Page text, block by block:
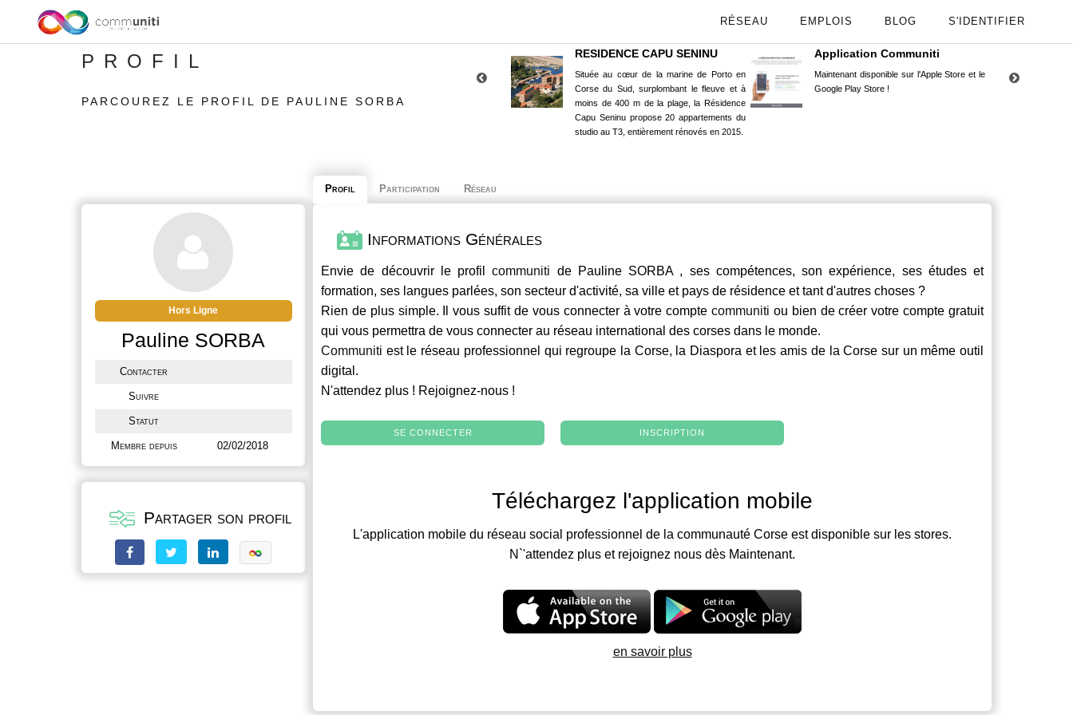
RÉSEAU EMPLOIS BLOG S'IDENTIFIER
PROFIL
PARCOUREZ LE PROFIL DE PAULINE SORBA
RESIDENCE CAPU SENINU
Située au cœur de la marine de Porto en
Corse du Sud, surplombant le fleuve et à
moins de 400 m de la plage, la Résidence
Capu Seninu propose 20 appartements du
studio au T3, entièrement rénovés en 2015.
Application Communiti
Maintenant disponible sur l'Apple Store et le
Google Play Store !
Hors Ligne
Pauline SORBA
Contacter
Suivre
Statut
Membre depuis 02/02/2018
Partager son profil
Profil Participation Réseau
Informations Générales
Envie de découvrir le profilcommuniti de Pauline SORBA , ses compétences, son expérience, ses études et
formation, ses langues parlées, son secteur d'activité, sa ville et pays de résidence et tant d'autres choses ?
Rien de plus simple. Il vous suffit de vous connecter à votre comptecommuniti ou bien de créer votre compte gratuit
qui vous permettra de vous connecter au réseau international des corses dans le monde.
Communiti est le réseau professionnel qui regroupe la Corse, la Diaspora et les amis de la Corse sur un même outil
digital.
N'attendez plus ! Rejoignez-nous !
SE CONNECTER INSCRIPTION
Téléchargez l'application mobile
L'application mobile du réseau social professionnel de la communauté Corse est disponible sur les stores.
N`'attendez plus et rejoignez nous dès Maintenant.
en savoir plus